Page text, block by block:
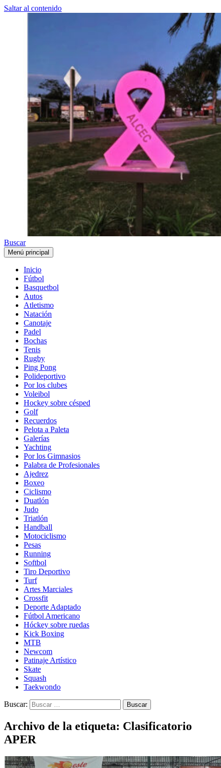
Saltar al contenido
Buscar
Menú principal
Inicio
Fútbol
Basquetbol
Autos
Atletismo
Natación
Canotaje
Padel
Bochas
Tenis
Rugby
Ping Pong
Polideportivo
Por los clubes
Voleibol
Hockey sobre césped
Golf
Recuerdos
Pelota a Paleta
Galerías
Yachting
Por los Gimnasios
Palabra de Profesionales
Ajedrez
Boxeo
Ciclismo
Duatlón
Judo
Triatlón
Handball
Motociclismo
Pesas
Running
Softbol
Tiro Deportivo
Turf
Artes Marciales
Crossfit
Deporte Adaptado
Fútbol Americano
Hóckey sobre ruedas
Kick Boxing
MTB
Newcom
Patinaje Artístico
Skate
Squash
Taekwondo
Buscar:
Archivo de la etiqueta: Clasificatorio
APER